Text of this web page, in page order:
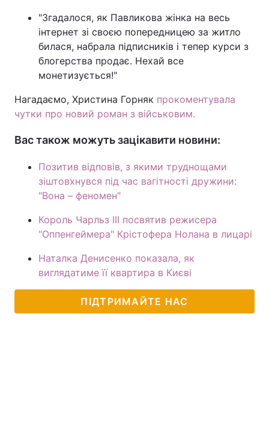
"Згадалося, як Павликова жінка на весь
інтернет зі своєю попередницею за житло
билася, набрала підписників і тепер курси з
блогерства продає. Нехай все
монетизується!"
Нагадаємо, Христина Горняк прокоментувала
чутки про новий роман з військовим.
Вас також можуть зацікавити новини:
Позитив відповів, з якими труднощами
зіштовхнувся під час вагітності дружини:
"Вона – феномен"
Король Чарльз III посвятив режисера
"Оппенгеймера" Крістофера Нолана в лицарі
Наталка Денисенко показала, як
виглядатиме її квартира в Києві
ПІДТРИМАЙТЕ НАС